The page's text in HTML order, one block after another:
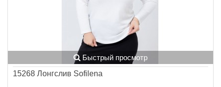
Быстрый просмотр
15268 Лонгслив Sofilena